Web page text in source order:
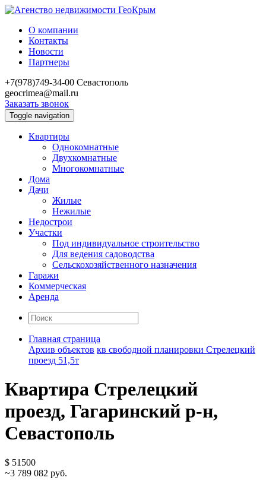
О компании
Контакты
Новости
Партнеры
+7(978)749-34-00 Севастополь
geocrimea@mail.ru
Заказать звонок
Toggle navigation
Квартиры
Однокомнатные
Двухкомнатные
Многокомнатные
Дома
Дачи
Жилые
Нежилые
Недострои
Участки
Под индивидуальное строительство
Для ведения садоводства
Сельскохозяйственного назначения
Гаражи
Коммерческая
Аренда
Главная страница
Архив объектов кв свободной планировки Стрелецкий
проезд 51,5т
Квартира Стрелецкий
проезд, Гагаринский р-н,
Севастополь
$ 51500
~3 789 082 руб.